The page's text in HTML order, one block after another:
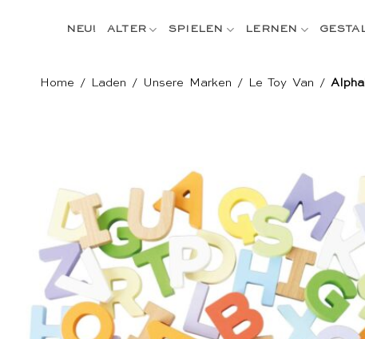
NEU! ALTER SPIELEN LERNEN
Home / Laden / Unsere Marken / Le Toy Van /